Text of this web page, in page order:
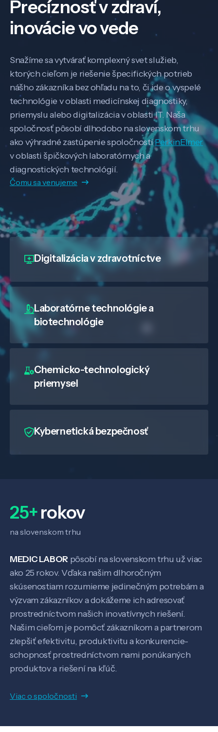
Precíznosť v zdraví,
inovácie vo vede
Snažíme sa vytvárať komplexný svet služieb,
ktorých cieľom je riešenie špecifických potrieb
nášho zákazníka bez ohľadu na to, či ide o vyspelé
technológie v oblasti medicínskej diagnostiky,
priemyslu alebo digitalizácia v oblasti IT. Naša
spoločnosť pôsobí dlhodobo na slovenskom trhu
ako výhradné zastúpenie spoločnostiPerkinElmer
v oblasti špičkových laboratórnych a
diagnostických technológií.
Čomu sa venujeme
Digitalizáciav zdravotníctve
Laboratórne technológie a
biotechnológie
Chemicko-technologický
priemysel
Kybernetická bezpečnosť
25+rokov
na slovenskom trhu
MEDIC LABOR pôsobí na slovenskom trhu už viac
ako 25 rokov. Vďaka našim dlhoročným
skúsenostiam rozumieme jedinečným potrebám a
výzvam zákazníkov a dokážeme ich adresovať
prostredníctvom našich inovatívnych riešení.
Našim cieľom je pomôcť zákazníkom a partnerom
zlepšiť efektivitu, produktivitu a konkurencie-
schopnosť prostredníctvom nami ponúkaných
produktov a riešení na kľúč.
Viac o spoločnosti